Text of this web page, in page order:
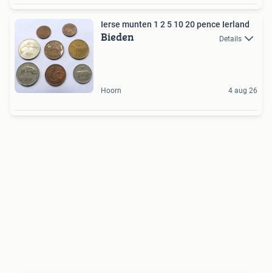
Ierse munten 1 2 5 10 20 pence Ierland
Bieden Details
Hoorn 4 aug 26